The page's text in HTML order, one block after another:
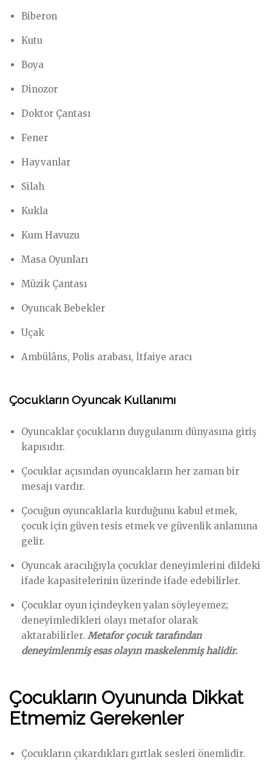
Biberon
Kutu
Boya
Dinozor
Doktor Çantası
Fener
Hayvanlar
Silah
Kukla
Kum Havuzu
Masa Oyunları
Müzik Çantası
Oyuncak Bebekler
Uçak
Ambülâns, Polis arabası, İtfaiye aracı
Çocukların Oyuncak Kullanımı
Oyuncaklar çocukların duygulanım dünyasına giriş
kapısıdır.
Çocuklar açısından oyuncakların her zaman bir
mesajı vardır.
Çocuğun oyuncaklarla kurduğunu kabul etmek,
çocuk için güven tesis etmek ve güvenlik anlamına
gelir.
Oyuncak aracılığıyla çocuklar deneyimlerini dildeki
ifade kapasitelerinin üzerinde ifade edebilirler.
Çocuklar oyun içindeyken yalan söyleyemez;
deneyimledikleri olayı metafor olarak
aktarabilirler. Metafor çocuk tarafından
deneyimlenmiş esas olayın maskelenmiş halidir.
Çocukların Oyununda Dikkat
Etmemiz Gerekenler
Çocukların çıkardıkları gırtlak sesleri önemlidir.